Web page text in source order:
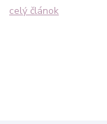
celý článok